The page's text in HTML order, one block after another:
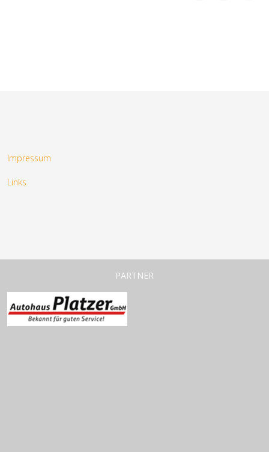
Impressum
Links
PARTNER